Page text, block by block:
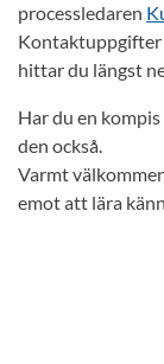
processledaren
hittar du längst
Har du en
den också.
Varmt
emot att lära